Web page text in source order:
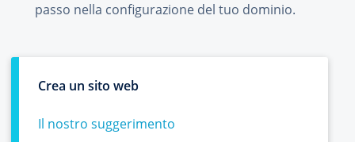
passo nella configurazione del tuo dominio.
Crea un sito web
Il nostro suggerimento